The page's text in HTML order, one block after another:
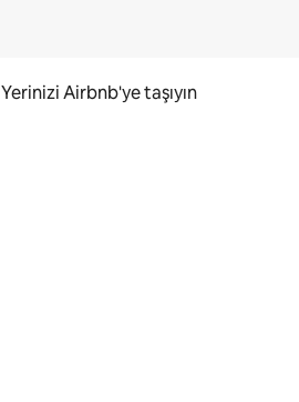
Yerinizi Airbnb'ye taşıyın